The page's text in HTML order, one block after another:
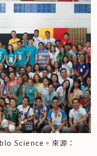
Science。來源：